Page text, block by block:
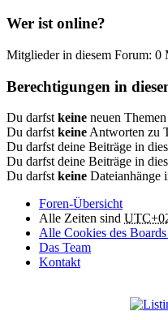
Wer ist online?
Mitglieder in diesem Forum: 0
Berechtigungen in
Du darfst keine neuen
Du darfst keine Antworten zu
Du darfst deine Beiträge in
Du darfst deine Beiträge in
Du darfst keine Dateianhänge
Foren-Übersicht
Alle Zeiten sind
Alle Cookies des Boards
Das Team
Kontakt